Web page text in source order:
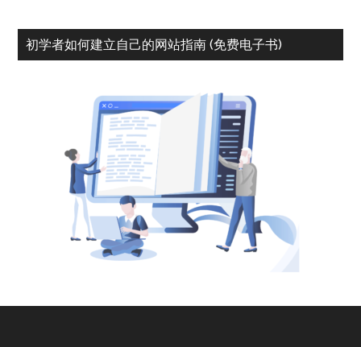
初学者如何建立自己的网站指南 (免费电子书)